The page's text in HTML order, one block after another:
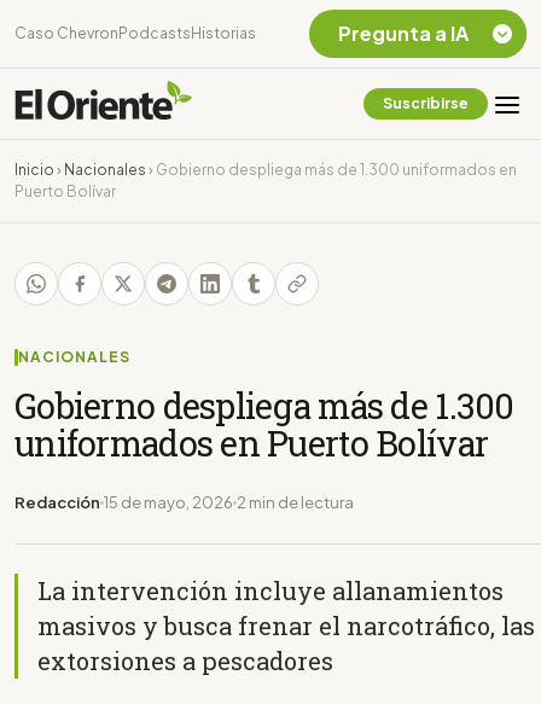
Caso Chevron Podcasts Historias
Suscribirse
Inicio › Nacionales › Gobierno despliega más de 1.300 uniformados en
Puerto Bolívar
NACIONALES
Gobierno despliega más de 1.300
uniformados en Puerto Bolívar
Redacción 15 de mayo, 2026 2 min de lectura
La intervención incluye allanamientos
masivos y busca frenar el narcotráfico, las
extorsiones a pescadores
Pregunta a IA
Chevron Ecuador